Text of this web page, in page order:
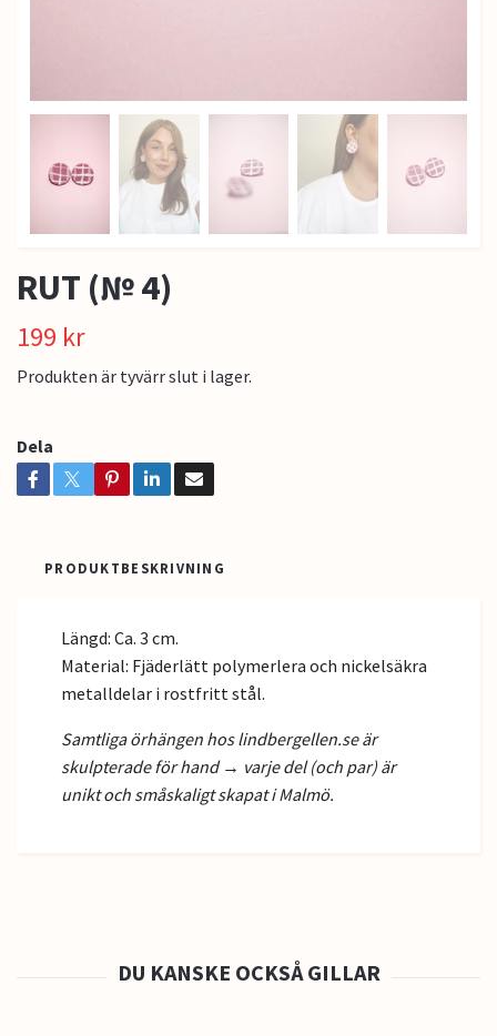
RUT (№ 4)
199 kr
Produkten är tyvärr slut i lager.
Dela
PRODUKTBESKRIVNING
Längd: Ca. 3 cm.
Material: Fjäderlätt polymerlera och nickelsäkra
metalldelar i rostfritt stål.
Samtliga örhängen hos lindbergellen.se är
skulpterade för hand → varje del (och par) är
unikt och småskaligt skapat i Malmö.